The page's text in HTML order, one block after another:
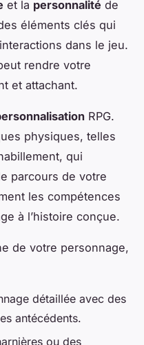
et la personnalité de
éléments clés qui
dans le jeu.
rendre votre
et attachant.
RPG.
physiques, telles
qui
parcours de votre
les compétences
à l’histoire conçue.
de votre personnage,
détaillée avec des
antécédents.
ou des